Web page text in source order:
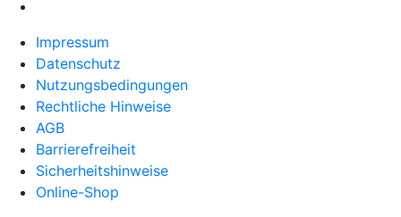
Impressum
Datenschutz
Nutzungsbedingungen
Rechtliche Hinweise
AGB
Barrierefreiheit
Sicherheitshinweise
Online-Shop